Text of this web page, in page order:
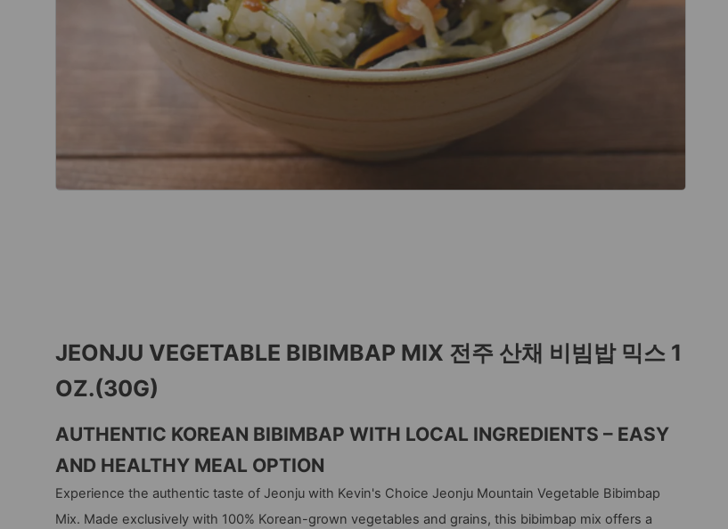
JEONJU VEGETABLE BIBIMBAP MIX 전주 산채 비빔밥 믹스 1
OZ.(30G)
AUTHENTIC KOREAN BIBIMBAP WITH LOCAL INGREDIENTS – EASY
AND HEALTHY MEAL OPTION
Experience the authentic taste of Jeonju with Kevin's Choice Jeonju Mountain Vegetable Bibimbap
Mix. Made exclusively with 100% Korean-grown vegetables and grains, this bibimbap mix offers a